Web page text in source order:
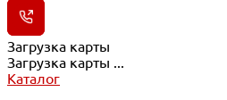
Загрузка карты
Загрузка карты ...
Каталог